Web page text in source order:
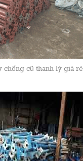
chống cũ thanh lý giá rẻ